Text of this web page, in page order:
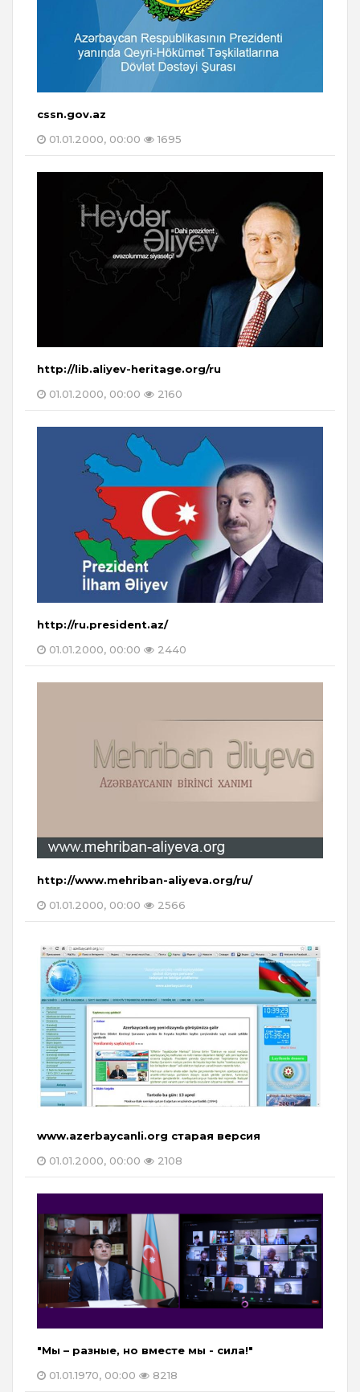
cssn.gov.az
01.01.2000, 00:00
1695
http://lib.aliyev-heritage.org/ru
01.01.2000, 00:00
2160
http://ru.president.az/
01.01.2000, 00:00
2440
http://www.mehriban-aliyeva.org/ru/
01.01.2000, 00:00
2566
www.azerbaycanli.org старая версия
01.01.2000, 00:00
2108
"Mы – разные, но вместе мы - сила!"
01.01.1970, 00:00
8218